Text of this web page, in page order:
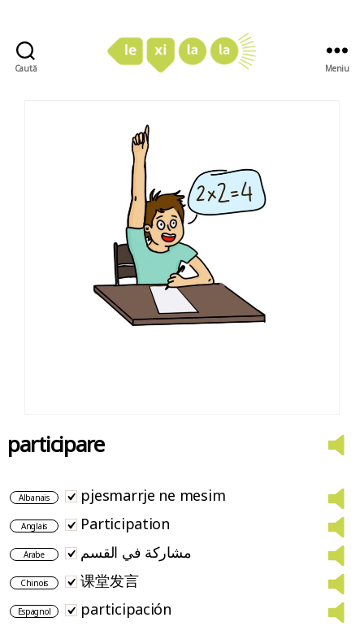
Caută Meniu
participare
Albanais pjesmarrje ne mesim
Anglais Participation
Arabe مشاركة في القسم
Chinois 课堂发言
Espagnol participación